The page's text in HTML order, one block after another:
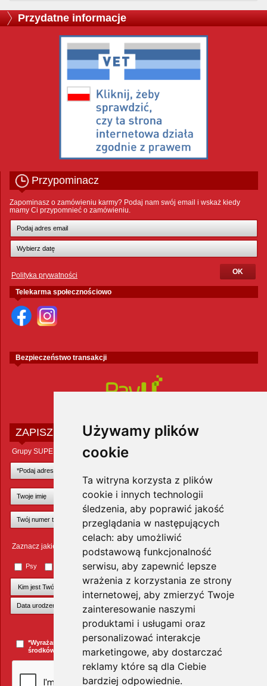
Używamy plików
cookie
Ta witryna korzysta z plików
cookie i innych technologii
śledzenia, aby poprawić jakość
przeglądania w następujących
celach: aby umożliwić
podstawową funkcjonalność
serwisu, aby zapewnić lepsze
wrażenia z korzystania ze strony
internetowej, aby zmierzyć Twoje
zainteresowanie naszymi
produktami i usługami oraz
personalizować interakcje
marketingowe, aby dostarczać
reklamy które są dla Ciebie
bardziej odpowiednie.
Przydatne informacje
Przypominacz
Zapominasz o zamówieniu karmy? Podaj nam swój email i wskaż kiedy
mamy Ci przypomnieć o zamówieniu.
Polityka prywatności
Telekarma społecznościowo
Bezpieczeństwo transakcji
ZAPISZ SIĘ DO NEWSLETTERA
Grupy SUPER ZOO POLAND Sp. z o.o.
Zaznacz jakie zwierzęta Cię interesują
Psy Małe ssaki Ptaki Inne zwierzęta
+Dodaj kolejnego pupila
*Wyrażam zgodę na przesyłanie informacji handlowych za pomocą
środków komunikacji elektronicznej. więcej »